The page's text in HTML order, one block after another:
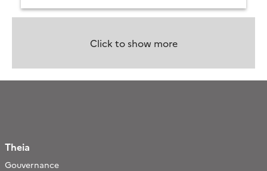
Click to show more
Theia
Gouvernance